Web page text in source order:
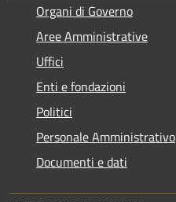
Organi di Governo
Aree Amministrative
Uffici
Enti e fondazioni
Politici
Personale Amministrativo
Documenti e dati